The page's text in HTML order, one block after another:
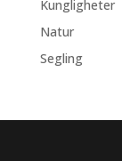
Kungligheter
Natur
Segling